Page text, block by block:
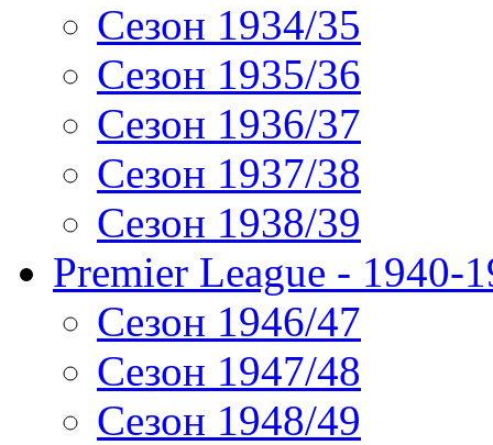
Сезон 1934/35
Сезон 1935/36
Сезон 1936/37
Сезон 1937/38
Сезон 1938/39
Premier League - 1940-
Сезон 1946/47
Сезон 1947/48
Сезон 1948/49